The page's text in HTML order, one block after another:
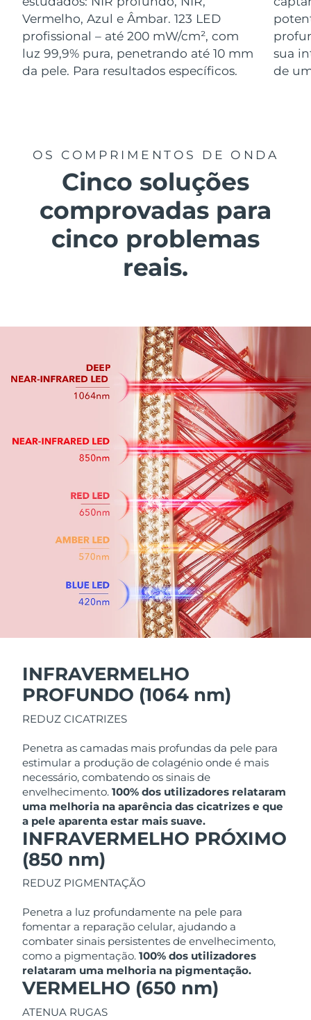
Vermelho, Azul e Âmbar. 123 LED
profissional – até 200 mW/cm², com
luz 99,9% pura, penetrando até 10 mm
da pele. Para resultados específicos.
sua
de
OS COMPRIMENTOS DE ONDA
Cinco soluções
comprovadas para
cinco problemas
reais.
INFRAVERMELHO
PROFUNDO (1064 nm)
REDUZ CICATRIZES
Penetra as camadas mais profundas da pele para
estimular a produção de colagénio onde é mais
necessário, combatendo os sinais de
envelhecimento.100% dos utilizadores relataram
uma melhoria na aparência das cicatrizes e que
a pele aparenta estar mais suave.
INFRAVERMELHO PRÓXIMO
(850 nm)
REDUZ PIGMENTAÇÃO
Penetra a luz profundamente na pele para
fomentar a reparação celular, ajudando a
combater sinais persistentes de envelhecimento,
como a pigmentação.100% dos utilizadores
relataram uma melhoria na pigmentação.
VERMELHO (650 nm)
ATENUA RUGAS
Luxemburgo Entrega prevista 8/12/26
Macau, RAE da
China
Entrega prevista 8/14/26
México Entrega prevista 8/16/26
Mônaco Entrega prevista
Países Baixos Entrega prevista
Entrega prevista8/15/26
Polônia Entrega prevista8/13/26
Entrega prevista 8/12/26
Porto Rico Entrega prevista8/14/26
Entrega prevista8/13/26
Entrega prevista 8/17/26
Entrega prevista 8/12/26
Entrega prevista8/20/26
Entrega prevista
Eslováquia Entrega prevista
Eslovênia
África do Sul Entrega prevista 8/20/26
Coreia do Sul Entrega prevista
Espanha Entrega prevista8/12/26
Suécia Entrega prevista 8/12/26
Suíça
Taiwan Entrega prevista
Tailândia Entrega prevista8/16/26
Turquia Entrega prevista
Emirados Árabes